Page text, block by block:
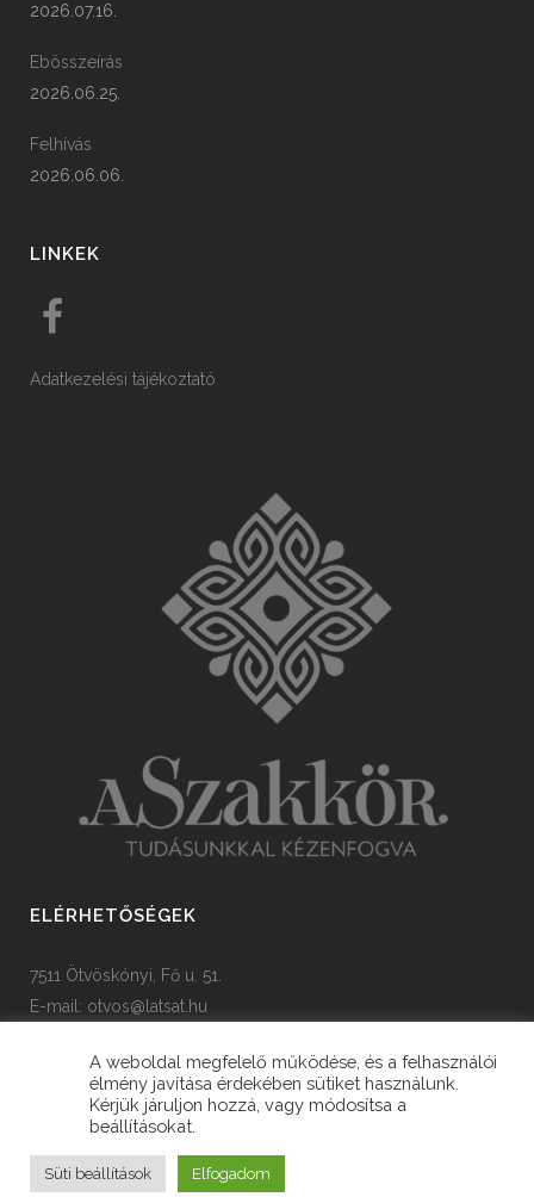
2026.07.16.
Ebösszeírás
2026.06.25.
Felhívás
2026.06.06.
LINKEK
Adatkezelési tájékoztató
ELÉRHETŐSÉGEK
7511 Ötvöskónyi, Fő u. 51.
E-mail: otvos@latsat.hu
© Copyright Ötvöskónyi Község Önkormányzata
A weboldal megfelelő működése, és a felhasználói
élmény javítása érdekében sütiket használunk.
Kérjük járuljon hozzá, vagy módosítsa a
beállításokat.
Süti beállítások Elfogadom